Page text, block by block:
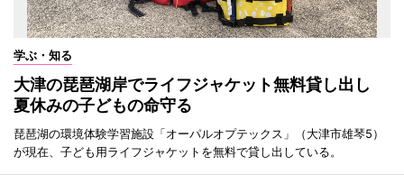
学ぶ・知る
大津の琵琶湖岸でライフジャケット無料貸し出し
夏休みの子どもの命守る
琵琶湖の環境体験学習施設「オーパルオプテックス」（大津市雄琴5）
が現在、子ども用ライフジャケットを無料で貸し出している。